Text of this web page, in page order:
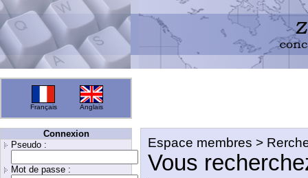
Français Anglais
Connexion
Pseudo :
Mot de passe :
Espace membres >
Vous